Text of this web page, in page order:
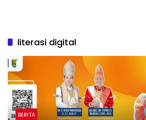
literasi digital
BERITA